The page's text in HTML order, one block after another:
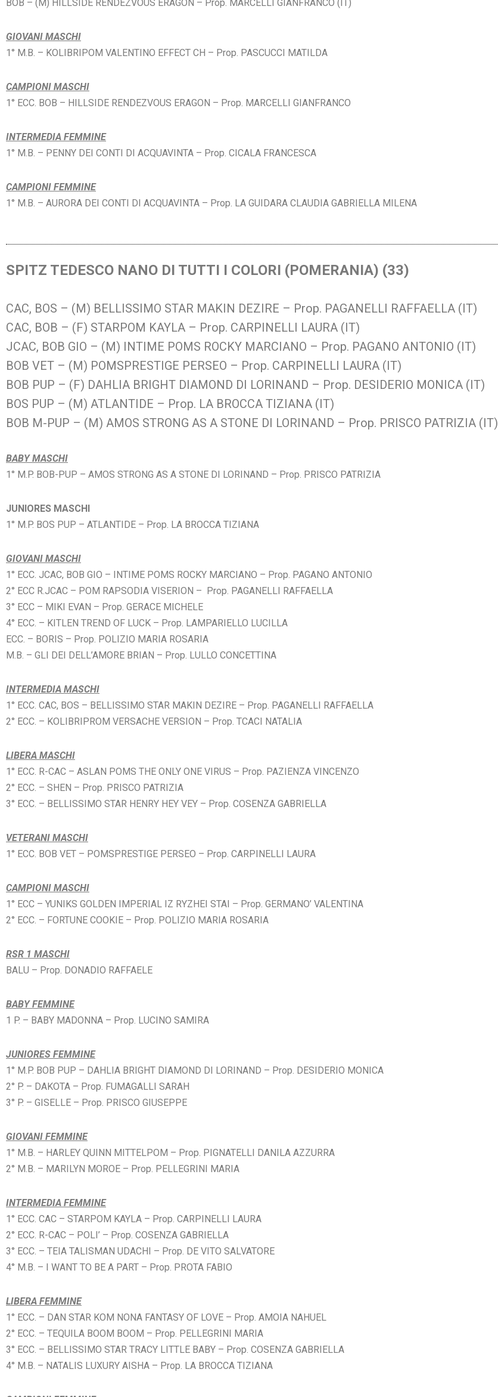
BOB – (M) HILLSIDE RENDEZVOUS ERAGON – Prop. MARCELLI GIANFRANCO (IT)
GIOVANI MASCHI
1° M.B. – KOLIBRIPOM VALENTINO EFFECT CH – Prop. PASCUCCI MATILDA
CAMPIONI MASCHI
1° ECC. BOB – HILLSIDE RENDEZVOUS ERAGON – Prop. MARCELLI GIANFRANCO
INTERMEDIA FEMMINE
1° M.B. – PENNY DEI CONTI DI ACQUAVINTA – Prop. CICALA FRANCESCA
CAMPIONI FEMMINE
1° M.B. – AURORA DEI CONTI DI ACQUAVINTA – Prop. LA GUIDARA CLAUDIA GABRIELLA MILENA
SPITZ TEDESCO NANO DI TUTTI I COLORI (POMERANIA) (33)
CAC, BOS – (M) BELLISSIMO STAR MAKIN DEZIRE – Prop. PAGANELLI RAFFAELLA (IT)
CAC, BOB – (F) STARPOM KAYLA – Prop. CARPINELLI LAURA (IT)
JCAC, BOB GIO – (M) INTIME POMS ROCKY MARCIANO – Prop. PAGANO ANTONIO (IT)
BOB VET – (M) POMSPRESTIGE PERSEO – Prop. CARPINELLI LAURA (IT)
BOB PUP – (F) DAHLIA BRIGHT DIAMOND DI LORINAND – Prop. DESIDERIO MONICA (IT)
BOS PUP – (M) ATLANTIDE – Prop. LA BROCCA TIZIANA (IT)
BOB M-PUP – (M) AMOS STRONG AS A STONE DI LORINAND – Prop. PRISCO PATRIZIA (IT)
BABY MASCHI
1° M.P. BOB-PUP – AMOS STRONG AS A STONE DI LORINAND – Prop. PRISCO PATRIZIA
JUNIORES MASCHI
1° M.P. BOS PUP – ATLANTIDE – Prop. LA BROCCA TIZIANA
GIOVANI MASCHI
1° ECC. JCAC, BOB GIO – INTIME POMS ROCKY MARCIANO – Prop. PAGANO ANTONIO
2° ECC R.JCAC – POM RAPSODIA VISERION – Prop. PAGANELLI RAFFAELLA
3° ECC – MIKI EVAN – Prop. GERACE MICHELE
4° ECC. – KITLEN TREND OF LUCK – Prop. LAMPARIELLO LUCILLA
ECC. – BORIS – Prop. POLIZIO MARIA ROSARIA
M.B. – GLI DEI DELL’AMORE BRIAN – Prop. LULLO CONCETTINA
INTERMEDIA MASCHI
1° ECC. CAC, BOS – BELLISSIMO STAR MAKIN DEZIRE – Prop. PAGANELLI RAFFAELLA
2° ECC. – KOLIBRIPROM VERSACHE VERSION – Prop. TCACI NATALIA
LIBERA MASCHI
1° ECC. R-CAC – ASLAN POMS THE ONLY ONE VIRUS – Prop. PAZIENZA VINCENZO
2° ECC. – SHEN – Prop. PRISCO PATRIZIA
3° ECC. – BELLISSIMO STAR HENRY HEY VEY – Prop. COSENZA GABRIELLA
VETERANI MASCHI
1° ECC. BOB VET – POMSPRESTIGE PERSEO – Prop. CARPINELLI LAURA
CAMPIONI MASCHI
1° ECC – YUNIKS GOLDEN IMPERIAL IZ RYZHEI STAI – Prop. GERMANO’ VALENTINA
2° ECC. – FORTUNE COOKIE – Prop. POLIZIO MARIA ROSARIA
RSR 1 MASCHI
BALU – Prop. DONADIO RAFFAELE
BABY FEMMINE
1 P. – BABY MADONNA – Prop. LUCINO SAMIRA
JUNIORES FEMMINE
1° M.P. BOB PUP – DAHLIA BRIGHT DIAMOND DI LORINAND – Prop. DESIDERIO MONICA
2° P. – DAKOTA – Prop. FUMAGALLI SARAH
3° P. – GISELLE – Prop. PRISCO GIUSEPPE
GIOVANI FEMMINE
1° M.B. – HARLEY QUINN MITTELPOM – Prop. PIGNATELLI DANILA AZZURRA
2° M.B. – MARILYN MOROE – Prop. PELLEGRINI MARIA
INTERMEDIA FEMMINE
1° ECC. CAC – STARPOM KAYLA – Prop. CARPINELLI LAURA
2° ECC. R-CAC – POLI’ – Prop. COSENZA GABRIELLA
3° ECC. – TEIA TALISMAN UDACHI – Prop. DE VITO SALVATORE
4° M.B. – I WANT TO BE A PART – Prop. PROTA FABIO
LIBERA FEMMINE
1° ECC. – DAN STAR KOM NONA FANTASY OF LOVE – Prop. AMOIA NAHUEL
2° ECC. – TEQUILA BOOM BOOM – Prop. PELLEGRINI MARIA
3° ECC. – BELLISSIMO STAR TRACY LITTLE BABY – Prop. COSENZA GABRIELLA
4° M.B. – NATALIS LUXURY AISHA – Prop. LA BROCCA TIZIANA